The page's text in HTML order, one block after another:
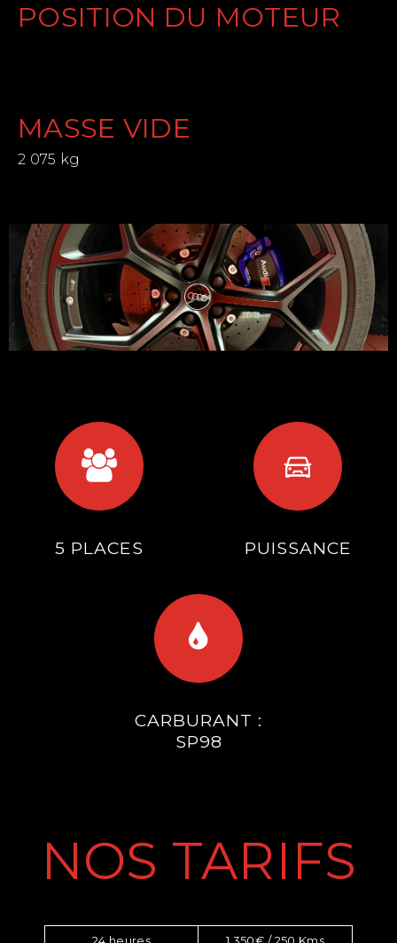
POSITION DU MOTEUR
MASSE VIDE
2 075 kg
5 PLACES PUISSANCE
CARBURANT :
SP98
NOS TARIFS